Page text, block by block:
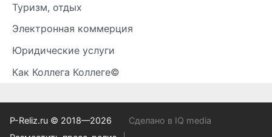
Туризм, отдых
Электронная коммерция
Юридические услуги
Как Коллега Коллеге©
P-Reliz.ru © 2018—2026
Сделано в IQ media